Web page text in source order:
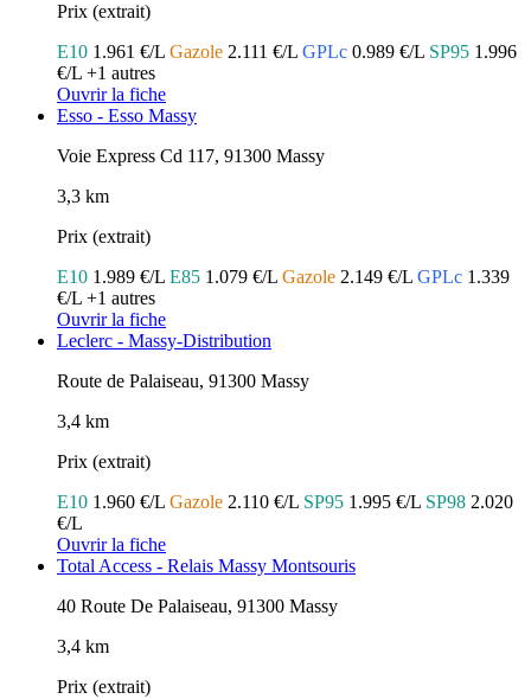
Prix (extrait)
E10 1.961 €/L Gazole 2.111 €/L GPLc 0.989 €/L SP95 1.996
€/L +1 autres
Ouvrir la fiche
Esso - Esso Massy
Voie Express Cd 117, 91300 Massy
3,3 km
Prix (extrait)
E10 1.989 €/L E85 1.079 €/L Gazole 2.149 €/L GPLc 1.339
€/L +1 autres
Ouvrir la fiche
Leclerc - Massy-Distribution
Route de Palaiseau, 91300 Massy
3,4 km
Prix (extrait)
E10 1.960 €/L Gazole 2.110 €/L SP95 1.995 €/L SP98 2.020
€/L
Ouvrir la fiche
Total Access - Relais Massy Montsouris
40 Route De Palaiseau, 91300 Massy
3,4 km
Prix (extrait)